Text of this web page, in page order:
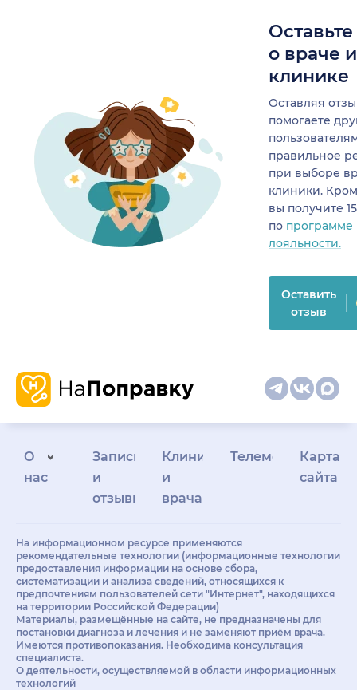
о враче
клинике
Оставляя
помогаете
правильное
при выборе
клиники.
вы получите
по программе
лояльности.
Оставить
отзыв
О
нас
Запись
и
отзывы
Клиникам
и
врачам
Телемедицина
Карта
сайта
На информационном ресурсе применяются
рекомендательные технологии (информационные технологии
предоставления информации на основе сбора,
систематизации и анализа сведений, относящихся к
предпочтениям пользователей сети "Интернет", находящихся
на территории Российской Федерации)
Материалы, размещённые на сайте, не предназначены для
постановки диагноза и лечения и не заменяют приём врача.
Имеются противопоказания. Необходима консультация
специалиста.
О деятельности, осуществляемой в области информационных
технологий